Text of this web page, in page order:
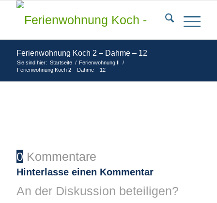
Ferienwohnung Koch 2 – Dahme – 12
Sie sind hier: Startseite / Ferienwohnung II /
Ferienwohnung Koch 2 – Dahme – 12
0 Kommentare
Hinterlasse einen Kommentar
An der Diskussion beteiligen?